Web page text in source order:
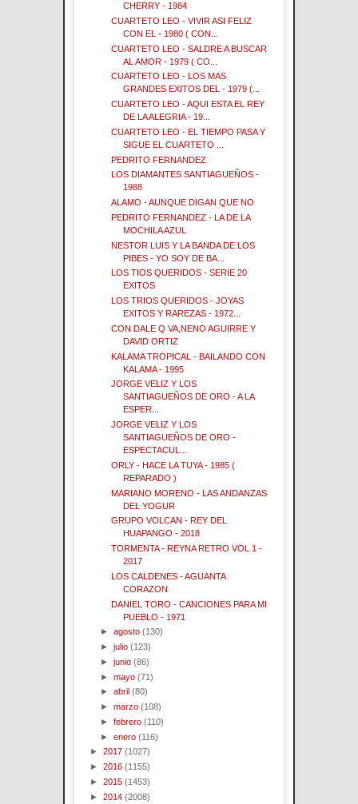
CHERRY - 1984
CUARTETO LEO - VIVIR ASI FELIZ
CON EL - 1980 ( CON...
CUARTETO LEO - SALDRE A BUSCAR
AL AMOR - 1979 ( CO...
CUARTETO LEO - LOS MAS
GRANDES EXITOS DEL - 1979 (...
CUARTETO LEO - AQUI ESTA EL REY
DE LA ALEGRIA - 19...
CUARTETO LEO - EL TIEMPO PASA Y
SIGUE EL CUARTETO ...
PEDRITO FERNANDEZ
LOS DIAMANTES SANTIAGUEÑOS -
1988
ALAMO - AUNQUE DIGAN QUE NO
PEDRITO FERNANDEZ - LA DE LA
MOCHILA AZUL
NESTOR LUIS Y LA BANDA DE LOS
PIBES - YO SOY DE BA...
LOS TIOS QUERIDOS - SERIE 20
EXITOS
LOS TRIOS QUERIDOS - JOYAS
EXITOS Y RAREZAS - 1972...
CON DALE Q VA,NENO AGUIRRE Y
DAVID ORTIZ
KALAMA TROPICAL - BAILANDO CON
KALAMA - 1995
JORGE VELIZ Y LOS
SANTIAGUEÑOS DE ORO - A LA
ESPER...
JORGE VELIZ Y LOS
SANTIAGUEÑOS DE ORO -
ESPECTACUL...
ORLY - HACE LA TUYA - 1985 (
REPARADO )
MARIANO MORENO - LAS ANDANZAS
DEL YOGUR
GRUPO VOLCAN - REY DEL
HUAPANGO - 2018
TORMENTA - REYNA RETRO VOL 1 -
2017
LOS CALDENES - AGUANTA
CORAZON
DANIEL TORO - CANCIONES PARA MI
PUEBLO - 1971
►agosto (130)
►julio (123)
►junio (86)
►mayo (71)
►abril (80)
►marzo (108)
►febrero (110)
►enero (116)
► 2017 (1027)
► 2016 (1155)
► 2015 (1453)
► 2014 (2008)